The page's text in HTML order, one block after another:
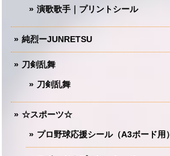
演歌歌手｜プリントシール
純烈ーJUNRETSU
刀剣乱舞
刀剣乱舞
☆スポーツ☆
プロ野球応援シール（A3ボード用）